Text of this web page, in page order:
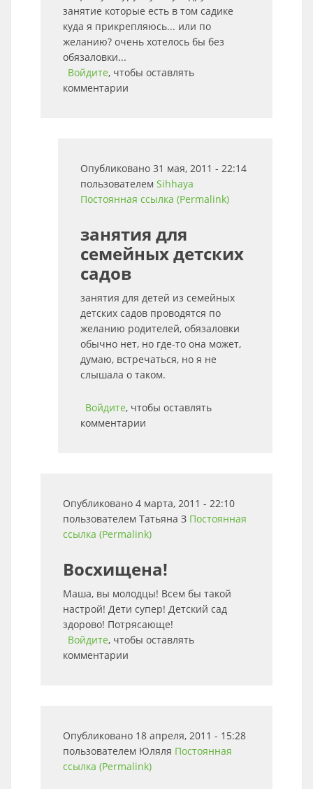
занятие которые есть в том садике
куда я прикрепляюсь... или по
желанию? очень хотелось бы без
обязаловки...
Войдите, чтобы оставлять
комментарии
Опубликовано 31 мая, 2011 - 22:14
пользователем Sihhaya
Постоянная ссылка (Permalink)
занятия для
семейных детских
садов
занятия для детей из семейных
детских садов проводятся по
желанию родителей, обязаловки
обычно нет, но где-то она может,
думаю, встречаться, но я не
слышала о таком.
Войдите, чтобы оставлять
комментарии
Опубликовано 4 марта, 2011 - 22:10
пользователем Татьяна З Постоянная
ссылка (Permalink)
Восхищена!
Маша, вы молодцы! Всем бы такой
настрой! Дети супер! Детский сад
здорово! Потрясающе!
Войдите, чтобы оставлять
комментарии
Опубликовано 18 апреля, 2011 - 15:28
пользователем Юляля Постоянная
ссылка (Permalink)